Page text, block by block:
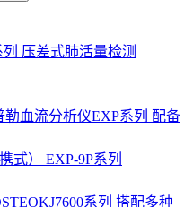
式） EXP-9P系列